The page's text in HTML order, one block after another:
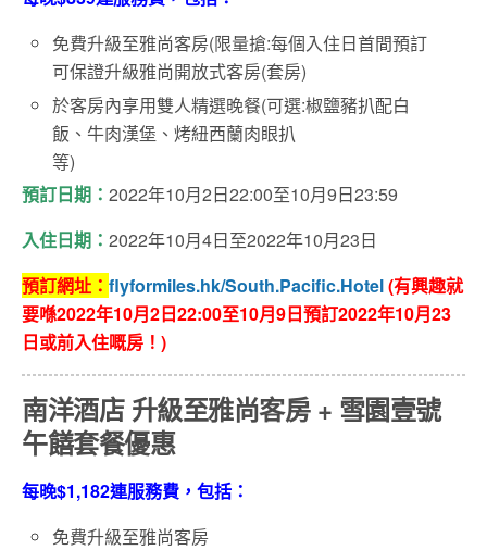
免費升級至雅尚客房(限量搶:每個入住日首間預訂
可保證升級雅尚開放式客房(套房)
於客房內享用雙人精選晚餐(可選:椒鹽豬扒配白
飯、牛肉漢堡、烤紐西蘭肉眼扒
等)
預訂日期： 2022年10月2日22:00至10月9日23:59
入住日期： 2022年10月4日至2022年10月23日
預訂網址： flyformiles.hk/South.Pacific.Hotel(有興趣就
要喺2022年10月2日22:00至10月9日預訂2022年10月23
日或前入住嘅房！)
南洋酒店 升級至雅尚客房 + 雪園壹號
午饍套餐優惠
每晚$1,182連服務費，包括：
免費升級至雅尚客房